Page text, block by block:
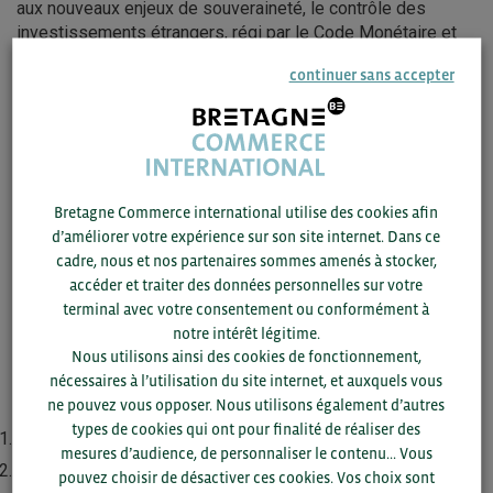
aux nouveaux enjeux de souveraineté, le contrôle des
investissements étrangers, régi par le Code Monétaire et
nouvelles activités dites sensibles. En plus de la défense
et des biens à double usage, on retrouve aujourd’hui dans la
liste, entre autres secteurs, les activités liées à l’énergie,
l’eau, les transports, les médias, la santé publique, les
opérations spatiales, la sécurité alimentaire, les matières
premières sensibles et certaines technologies
considérées comme critiques.
Lors de cet atelier Mr Laine a expliqué le mécanisme de
contrôle des investissements étrangers en France (IEF)
dans ces secteurs, et la mise en place d’une procédure de
demande d’autorisation en ligne pour les cas d’opérations
dont l’éligibilité sera vérifiée sur la base des éléments
suivants :
l’investisseur défini comme étranger ;
le degré de prise de participation dans l’entreprise –
continuer sans accepter
Bretagne Commerce international utilise des cookies afin
d’améliorer votre expérience sur son site internet. Dans ce
cadre, nous et nos partenaires sommes amenés à stocker,
accéder et traiter des données personnelles sur votre
terminal avec votre consentement ou conformément à
notre intérêt légitime.
Nous utilisons ainsi des cookies de fonctionnement,
nécessaires à l’utilisation du site internet, et auxquels vous
ne pouvez vous opposer. Nous utilisons également d’autres
types de cookies qui ont pour finalité de réaliser des
mesures d’audience, de personnaliser le contenu... Vous
pouvez choisir de désactiver ces cookies. Vos choix sont